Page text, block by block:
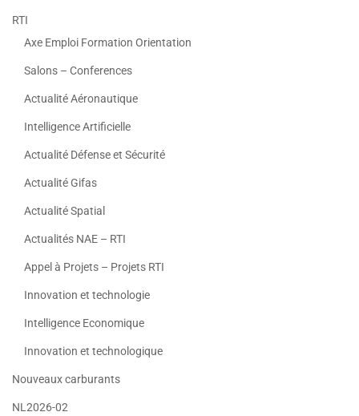
RTI
Axe Emploi Formation Orientation
Salons – Conferences
Actualité Aéronautique
Intelligence Artificielle
Actualité Défense et Sécurité
Actualité Gifas
Actualité Spatial
Actualités NAE – RTI
Appel à Projets – Projets RTI
Innovation et technologie
Intelligence Economique
Innovation et technologique
Nouveaux carburants
NL2026-02